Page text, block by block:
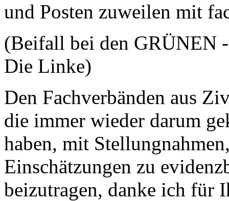
und Posten zuweilen mit
(Beifall bei den GRÜNEN
Die Linke)
Den Fachverbänden aus
die immer wieder darum
haben, mit
Einschätzungen zu
beizutragen, danke ich für